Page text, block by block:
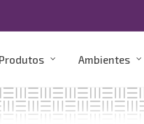
Produtos Ambientes